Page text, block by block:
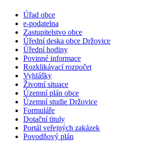
Úřad obce
e-podatelna
Zastupitelstvo obce
Úřední deska obce Držovice
Úřední hodiny
Povinné informace
Rozklikávací rozpočet
Vyhlášky
Životní situace
Územní plán obce
Územní studie Držovice
Formuláře
Dotační tituly
Portál veřejných zakázek
Povodňový plán